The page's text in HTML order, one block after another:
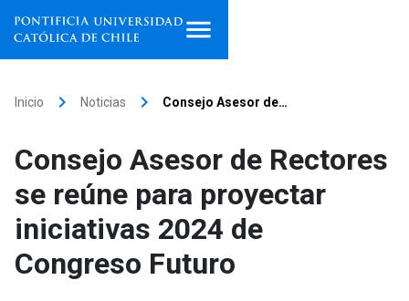
Facultades, escuelas e
institutos
Investigación
Inicio keyboard_arrow_right Noticias keyboard_arrow_right Consejo Asesor de…
Consejo Asesor de Rectores
se reúne para proyectar
iniciativas 2024 de
Congreso Futuro